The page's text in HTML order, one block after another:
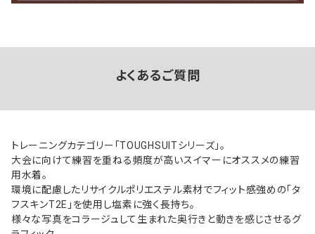
よくあるご質問
トレーニングカテゴリー「TOUGHSUITシリーズ」。
大会に向けて練習を重ねる頻度が高いスイマーにオススメの練習
用水着。
環境に配慮したリサイクルポリエステル素材でフィット感強めの「タ
フスキンT2E」を使用し塩素に強く長持ち。
様々な写真をコラージュして生まれた奥行きと動きを感じさせるグ